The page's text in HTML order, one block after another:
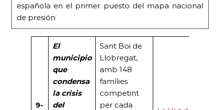
española en el primer puesto del mapa nacional
de presión
9-
El
municipio
que
condensa
la crisis
del
Sant Boi de
Llobregat,
amb 148
famílies
competint
per cada